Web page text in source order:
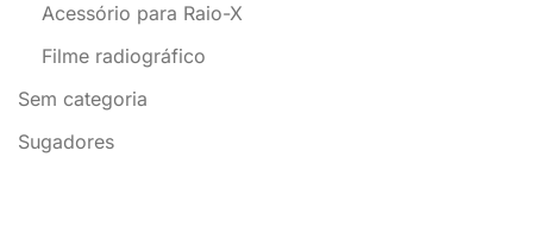
Acessório para Raio-X
Filme radiográfico
Sem categoria
Sugadores